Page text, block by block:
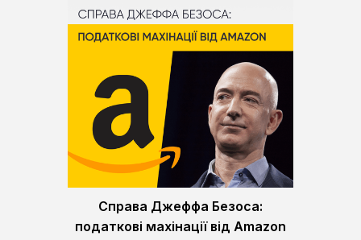
Справа Джеффа Безоса:
податкові махінації від Amazon